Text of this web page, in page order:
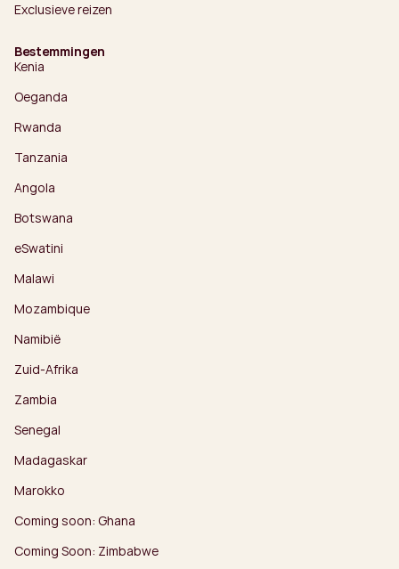
Exclusieve reizen
Bestemmingen
Kenia
Oeganda
Rwanda
Tanzania
Angola
Botswana
eSwatini
Malawi
Mozambique
Namibië
Zuid-Afrika
Zambia
Senegal
Madagaskar
Marokko
Coming soon: Ghana
Coming Soon: Zimbabwe